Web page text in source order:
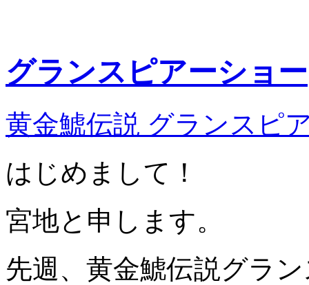
グランスピアーショー
黄金鯱伝説 グランスピ
はじめまして！
宮地と申します。
先週、黄金鯱伝説グラ